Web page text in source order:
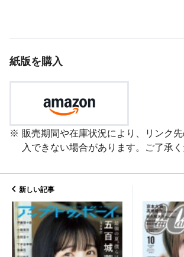
紙版を購入
販売期間や在庫状況により、リンク
入できない場合があります。ご了承く
新しい記事